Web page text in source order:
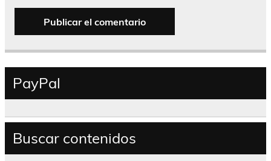
PayPal
Buscar contenidos